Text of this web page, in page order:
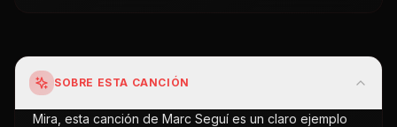
SOBRE ESTA CANCIÓN
Mira, esta canción de Marc Seguí es un claro ejemplo